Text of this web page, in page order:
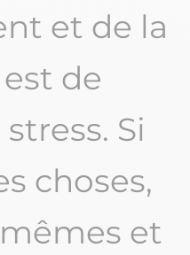
et de la
de
Si
choses,
et